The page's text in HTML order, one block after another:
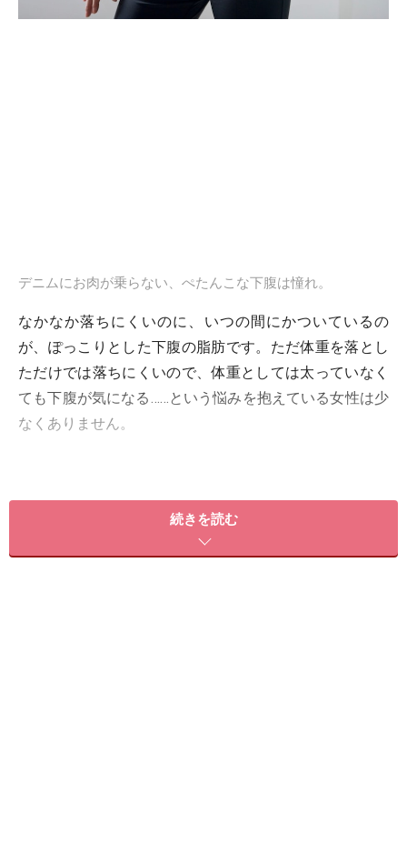
デニムにお肉が乗らない、ぺたんこな下腹は憧れ。
なかなか落ちにくいのに、いつの間にかついているの
が、ぽっこりとした下腹の脂肪です。ただ体重を落とし
ただけでは落ちにくいので、体重としては太っていなく
ても下腹が気になる……という悩みを抱えている女性は少
なくありません。
ばして下腹の腹筋の力で上げていく、「レッグレイズ」
や「脚上げ腹筋」系の筋トレが必須となります。ただ、
ある程度の腹筋がないと腰がそってしまったり、余計な
続きを読む